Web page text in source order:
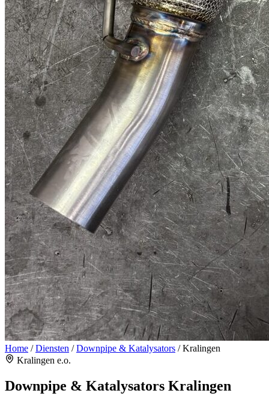
Home / Diensten / Downpipe & Katalysators / Kralingen
Kralingen e.o.
Downpipe & Katalysators Kralingen